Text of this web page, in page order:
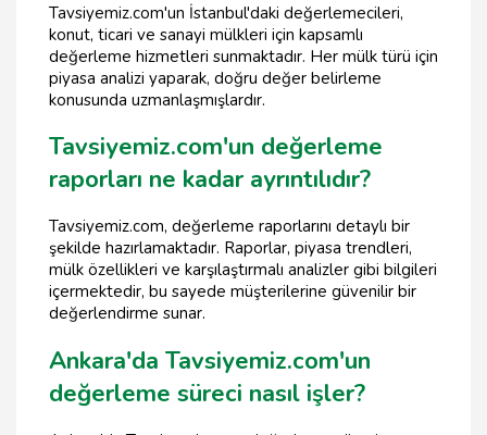
Tavsiyemiz.com'un İstanbul'daki değerlemecileri,
konut, ticari ve sanayi mülkleri için kapsamlı
değerleme hizmetleri sunmaktadır. Her mülk türü için
piyasa analizi yaparak, doğru değer belirleme
konusunda uzmanlaşmışlardır.
Tavsiyemiz.com'un değerleme
raporları ne kadar ayrıntılıdır?
Tavsiyemiz.com, değerleme raporlarını detaylı bir
şekilde hazırlamaktadır. Raporlar, piyasa trendleri,
mülk özellikleri ve karşılaştırmalı analizler gibi bilgileri
içermektedir, bu sayede müşterilerine güvenilir bir
değerlendirme sunar.
Ankara'da Tavsiyemiz.com'un
değerleme süreci nasıl işler?